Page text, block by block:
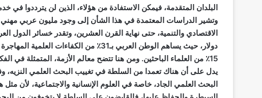
البلدان المتقدمة، فيمكن الاستفادة من هؤلاء، الذين لن يترددوا في
وتشير الدراسات المعتمدة في هذا الشأن إلى وجود مليون عربي
15٪ من العلماء الباحثين. ومن هنا تتضح معالم الأزمة، المتمثلة في
يدل على أن هناك تعمدا من السلطة في تغييب البحث العلمي النزيه،
البحث العلمي الجاد، خاصة في العلوم الإنسانية والاجتماعية،